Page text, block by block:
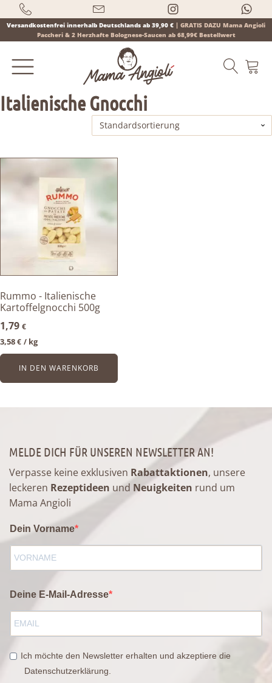
Versandkostenfrei innerhalb Deutschlands ab 39,90 € | GRATIS DAZU Mama Angioli
Paccheri & 2 Herzhafte Bolognese-Saucen ab 68,99€ Bestellwert
Italienische Gnocchi
Rummo - Italienische
Kartoffelgnocchi 500g
1,79 €
3,58€ / kg
IN DEN WARENKORB
MELDE DICH FÜR UNSEREN NEWSLETTER AN!
Verpasse keine exklusiven Rabattaktionen, unsere
leckeren Rezeptideen und Neuigkeiten rund um
Mama Angioli
Dein Vorname
Deine E-Mail-Adresse
Ich möchte den Newsletter erhalten und akzeptiere die
Datenschutzerklärung.